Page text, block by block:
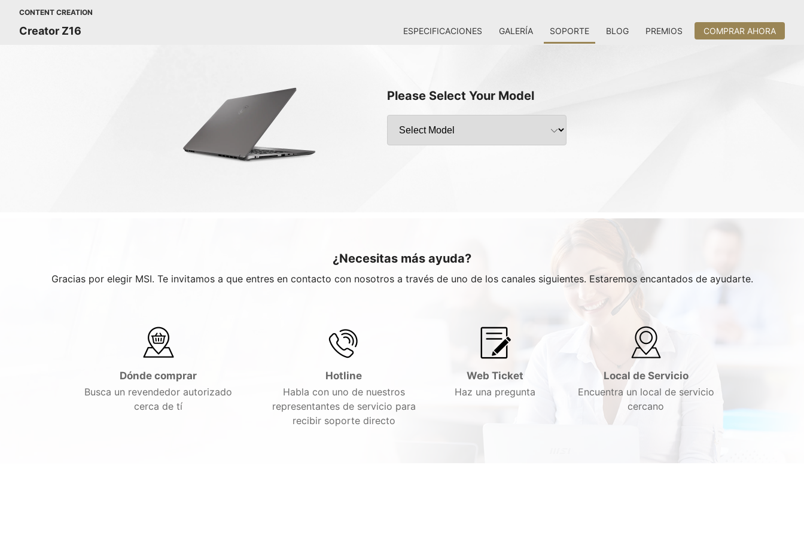
CONTENT CREATION
Creator Z16 ESPECIFICACIONES GALERÍA SOPORTE BLOG PREMIOS COMPRAR AHORA
Please Select Your Model
¿Necesitas más ayuda?
Gracias por elegir MSI. Te invitamos a que entres en contacto con nosotros a través de uno de los canales siguientes. Estaremos encantados de ayudarte.
Dónde comprar
Busca un revendedor autorizado
cerca de tí
Hotline
Habla con uno de nuestros
representantes de servicio para
recibir soporte directo
Web Ticket
Haz una pregunta
Local de Servicio
Encuentra un local de servicio
cercano